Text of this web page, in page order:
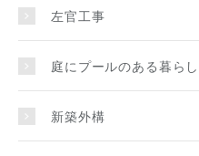
左官工事
庭にプールのある暮らし
新築外構